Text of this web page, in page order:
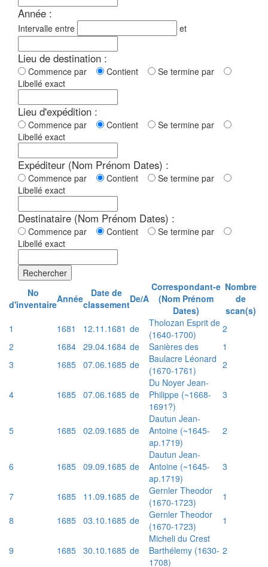
Année :
Intervalle entre et
Lieu de destination :
Commence par Contient
Se termine par
Libellé exact
Lieu d'expédition :
Commence par Contient
Se termine par
Libellé exact
Expéditeur (Nom Prénom Dates) :
Commence par Contient
Se termine par
Libellé exact
Destinataire (Nom Prénom Dates) :
Commence par Contient
Se termine par
Libellé exact
Rechercher
No
d'inventaireAnnée
Date de
classementDe/A
Correspondant-e
(Nom Prénom
Dates)
Nombre
de
scan(s)
1
1681 12.11.1681 de
Tholozan Esprit de
(1640-1700)
2
2
1684 29.04.1684 de Sanières des
1
3
1685 07.06.1685 de
Baulacre Léonard
(1670-1761)
2
4 1685 07.06.1685 de
Du Noyer Jean-
Philippe (~1668-
1691?)
3
5 1685 02.09.1685 de
Dautun Jean-
Antoine (~1645-
ap.1719)
2
6 1685 09.09.1685 de
Dautun Jean-
Antoine (~1645-
ap.1719)
3
7 1685 11.09.1685 de
Gernler Theodor
(1670-1723)
1
8
1685 03.10.1685 de
Gernler Theodor
(1670-1723)
1
9 1685 30.10.1685 de
Micheli du Crest
Barthélemy (1630-
1708)
2